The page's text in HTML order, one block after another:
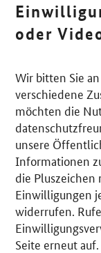
oder
Wir bitten Sie
verschiedene
möchten die
unsere
Informationen
die
Einwilligungen
widerrufen.
Seite erneut auf.